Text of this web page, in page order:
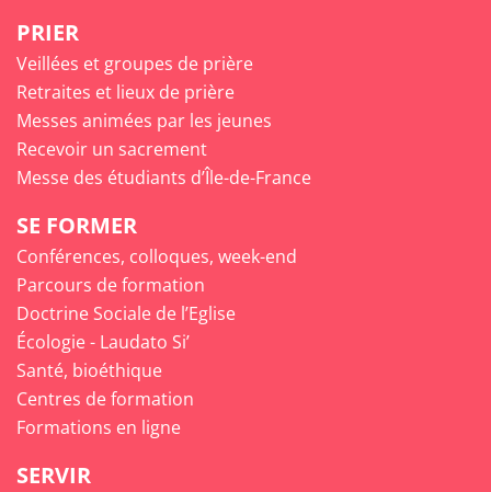
PRIER
Veillées et groupes de prière
Retraites et lieux de prière
Messes animées par les jeunes
Recevoir un sacrement
Messe des étudiants d’Île-de-France
SE FORMER
Conférences, colloques, week-end
Parcours de formation
Doctrine Sociale de l’Eglise
Écologie - Laudato Si’
Santé, bioéthique
Centres de formation
Formations en ligne
SERVIR